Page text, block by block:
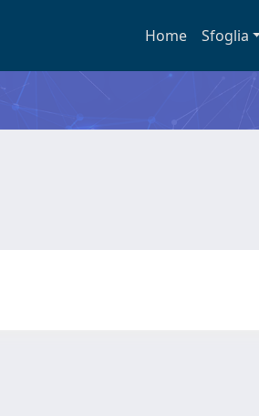
Home Sfoglia